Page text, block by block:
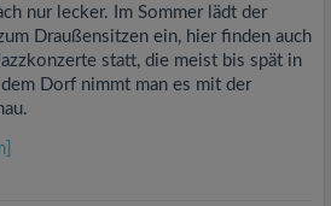
nur lecker. Im Sommer lädt der
Draußensitzen ein, hier finden auch
statt, die meist bis spät in
Dorf nimmt man es mit der